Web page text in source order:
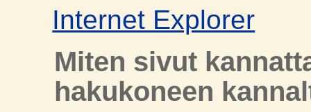
Internet Explorer
Miten sivut
hakukoneen